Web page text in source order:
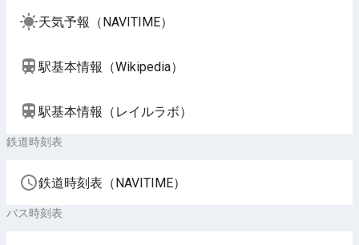
天気予報（NAVITIME）
駅基本情報（Wikipedia）
駅基本情報（レイルラボ）
鉄道時刻表
鉄道時刻表（NAVITIME）
バス時刻表